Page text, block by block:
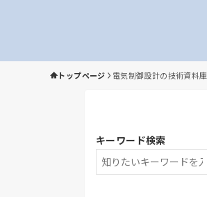
トップページ 電気制御設計の技術資料庫
キーワード検索